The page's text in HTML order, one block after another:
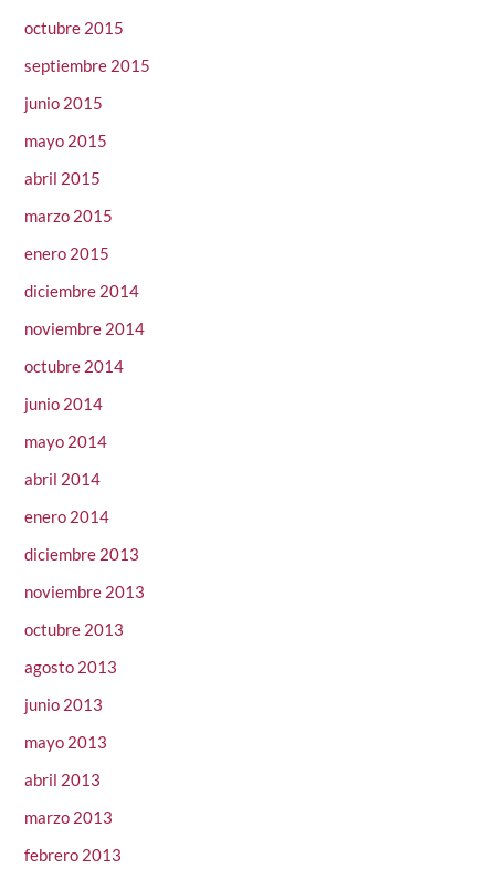
octubre 2015
septiembre 2015
junio 2015
mayo 2015
abril 2015
marzo 2015
enero 2015
diciembre 2014
noviembre 2014
octubre 2014
junio 2014
mayo 2014
abril 2014
enero 2014
diciembre 2013
noviembre 2013
octubre 2013
agosto 2013
junio 2013
mayo 2013
abril 2013
marzo 2013
febrero 2013